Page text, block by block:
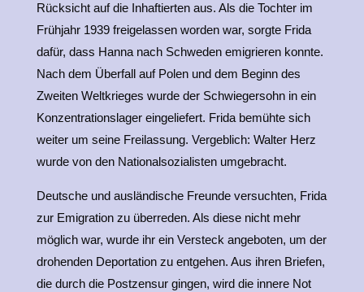
Rücksicht auf die Inhaftierten aus. Als die Tochter im
Frühjahr 1939 freigelassen worden war, sorgte Frida
dafür, dass Hanna nach Schweden emigrieren konnte.
Nach dem Überfall auf Polen und dem Beginn des
Zweiten Weltkrieges wurde der Schwiegersohn in ein
Konzentrationslager eingeliefert. Frida bemühte sich
weiter um seine Freilassung. Vergeblich: Walter Herz
wurde von den Nationalsozialisten umgebracht.
Deutsche und ausländische Freunde versuchten, Frida
zur Emigration zu überreden. Als diese nicht mehr
möglich war, wurde ihr ein Versteck angeboten, um der
drohenden Deportation zu entgehen. Aus ihren Briefen,
die durch die Postzensur gingen, wird die innere Not